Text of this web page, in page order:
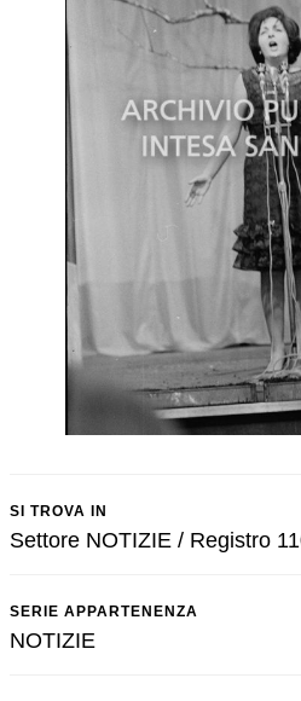
SI TROVA IN
Settore NOTIZIE / Registro
SERIE APPARTENENZA
NOTIZIE